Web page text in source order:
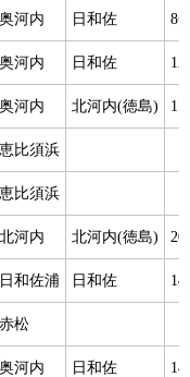
河内 日和佐 8
河内 日和佐 12
河内 北河内(徳島) 17
比須浜
比須浜
河内 北河内(徳島) 20
和佐浦 日和佐 14
松
河内 日和佐 14